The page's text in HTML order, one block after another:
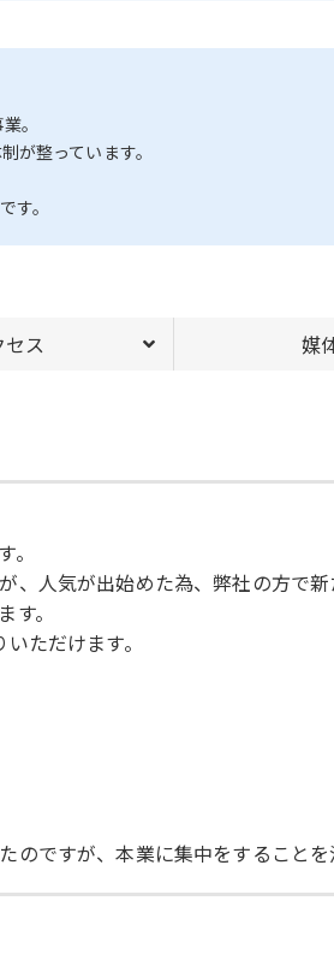
。
が整っています。
す。
ス 媒
人気が出始めた為、弊社の方で
。
ただけます。
ですが、本業に集中をすることを